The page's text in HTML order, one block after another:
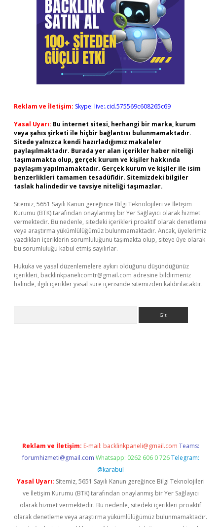
Reklam ve İletişim: Skype: live:.cid.575569c608265c69
Yasal Uyarı: Bu internet sitesi, herhangi bir marka, kurum
veya şahıs şirketi ile hiçbir bağlantısı bulunmamaktadır.
Sitede yalnızca kendi hazırladığımız makaleler
paylaşılmaktadır. Burada yer alan içerikler haber niteliği
taşımamakta olup, gerçek kurum ve kişiler hakkında
paylaşım yapılmamaktadır. Gerçek kurum ve kişiler ile isim
benzerlikleri tamamen tesadüfidir. Sitemizdeki bilgiler
taslak halindedir ve tavsiye niteliği taşımazlar.
Sitemiz, 5651 Sayılı Kanun gereğince Bilgi Teknolojileri ve İletişim
Kurumu (BTK) tarafından onaylanmış bir Yer Sağlayıcı olarak hizmet
vermektedir. Bu nedenle, sitedeki içerikleri proaktif olarak denetleme
veya araştırma yükümlülüğümüz bulunmamaktadır. Ancak, üyelerimiz
yazdıkları içeriklerin sorumluluğunu taşımakta olup, siteye üye olarak
bu sorumluluğu kabul etmiş sayılırlar.
Hukuka ve yasal düzenlemelere aykırı olduğunu düşündüğünüz
içerikleri, backlinkpanelicomtr@gmail.com adresine bildirmeniz
halinde, ilgili içerikler yasal süre içerisinde sitemizden kaldırılacaktır.
Reklam ve İletişim: E-mail: backlinkpaneli@gmail.com Teams:
forumhizmeti@gmail.com Whatsapp: 0262 606 0 726 Telegram:
@karabul
Yasal Uyarı: Sitemiz, 5651 Sayılı Kanun gereğince Bilgi Teknolojileri
ve İletişim Kurumu (BTK) tarafından onaylanmış bir Yer Sağlayıcı
olarak hizmet vermektedir. Bu nedenle, sitedeki içerikleri proaktif
olarak denetleme veya araştırma yükümlülüğümüz bulunmamaktadır.